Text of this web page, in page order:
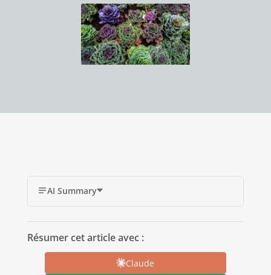
AI Summary
Résumer cet article avec :
Claude